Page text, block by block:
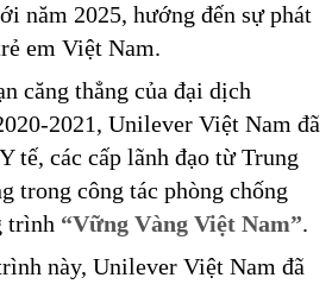
năm 2025, hướng đến sự phát
em Việt Nam.
căng thẳng của đại dịch
2021, Unilever Việt Nam đã
tế, các cấp lãnh đạo từ Trung
trong công tác phòng chống
trình “Vững Vàng Việt Nam”.
này, Unilever Việt Nam đã